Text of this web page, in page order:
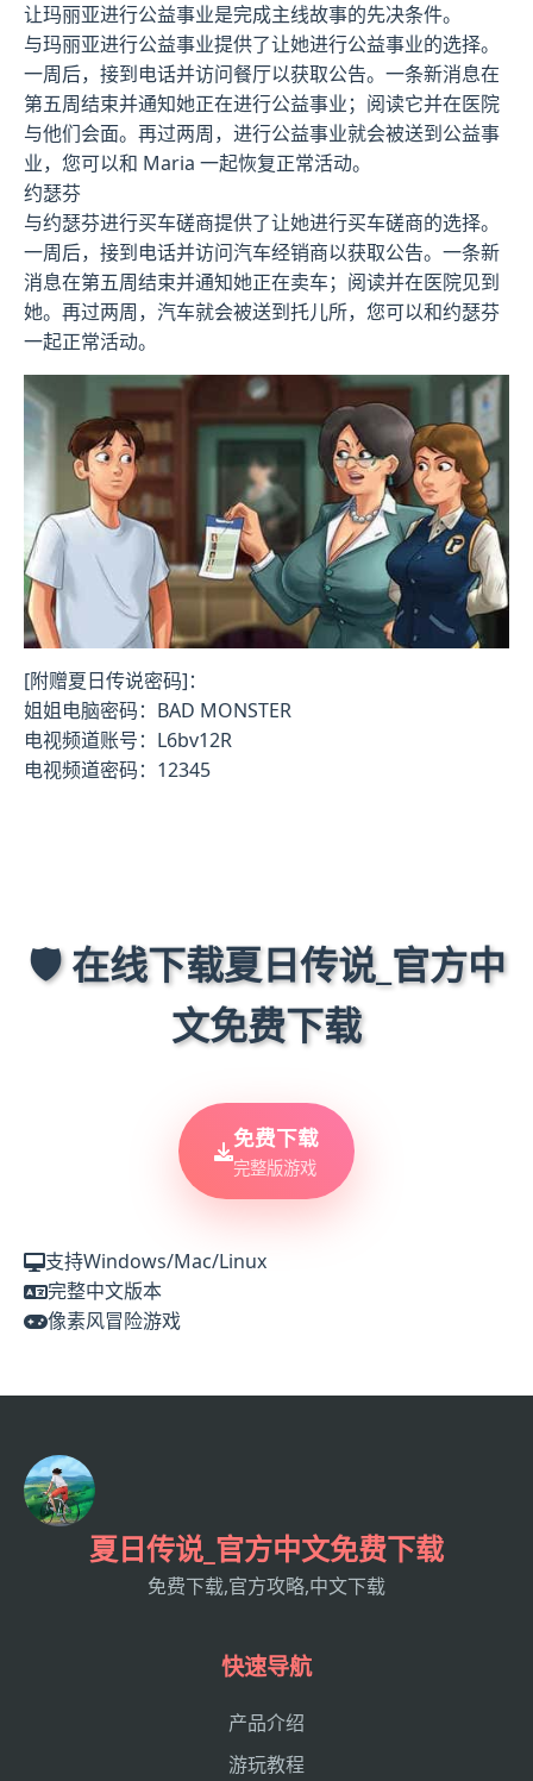
让玛丽亚进行公益事业是完成主线故事的先决条件。
与玛丽亚进行公益事业提供了让她进行公益事业的选择。
一周后，接到电话并访问餐厅以获取公告。一条新消息在
第五周结束并通知她正在进行公益事业；阅读它并在医院
与他们会面。再过两周，进行公益事业就会被送到公益事
业，您可以和 Maria 一起恢复正常活动。
约瑟芬
与约瑟芬进行买车磋商提供了让她进行买车磋商的选择。
一周后，接到电话并访问汽车经销商以获取公告。一条新
消息在第五周结束并通知她正在卖车；阅读并在医院见到
她。再过两周，汽车就会被送到托儿所，您可以和约瑟芬
一起正常活动。
[附赠夏日传说密码]：
姐姐电脑密码：BAD MONSTER
电视频道账号：L6bv12R
电视频道密码：12345
🛡️ 在线下载夏日传说_官方中
文免费下载
免费下载
完整版游戏
支持Windows/Mac/Linux
完整中文版本
像素风冒险游戏
夏日传说_官方中文免费下载
免费下载,官方攻略,中文下载
快速导航
产品介绍
游玩教程